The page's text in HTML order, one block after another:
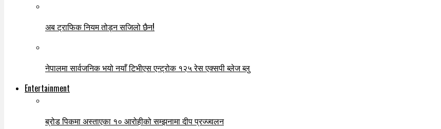
अब ट्राफिक नियम तोड्न सजिलो छैन!
नेपालमा सार्वजनिक भयो नयाँ टिभीएस एन्ट्रोक १२५ रेस एक्सपी ब्लेज ब्लु
Entertainment
ब्रोड पिकमा अस्ताएका १० आरोहीको सम्झनामा दीप प्रज्ज्वलन